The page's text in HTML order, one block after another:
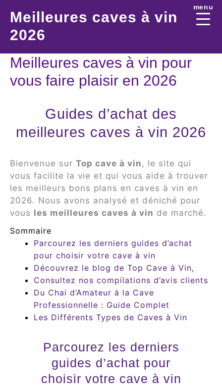
menu
contenu
Meilleures caves à vin
2026
Meilleures caves à vin pour
vous faire plaisir en 2026
Guides d’achat des
meilleures caves à vin 2026
Bienvenue sur Top cave à vin, le site qui
vous facilite la vie et qui vous aide à trouver
les meilleurs bons plans en caves à vin en
2026. Nous avons analysé et déniché pour
vous les meilleures caves à vin de marché.
Sommaire
Parcourez les derniers guides d’achat
pour choisir votre cave à vin
Découvrez le blog de Top Cave à Vin,
Consultez nos compilations d’avis clients
Du Chai d’Amateur à la Cave
Professionnelle : Guide Complet
Les Différents Types de Caves à Vin
Parcourez les derniers
guides d’achat pour
choisir votre cave à vin